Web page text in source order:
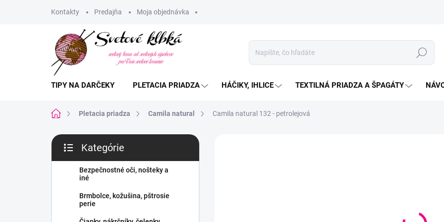
Kontakty Predajňa Moja objednávka
Hľadať
TIPY NA DARČEKY PLETACIA PRIADZA HÁČIKY, IHLICE TEXTILNÁ PRIADZA A ŠPAGÁTY
DomovPletacia priadza Camila natural Camila natural 132 - petrolejová
B
č
kategórie
Kategórie
Bezpečnostné oči, nošteky a
iné
Brmbolce, kožušina, pštrosie
perie